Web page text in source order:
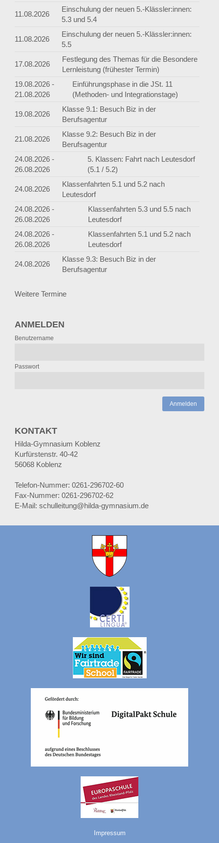
11.08.2026
Einschulung der neuen 5.-Klässler:innen:
5.3 und 5.4
11.08.2026
Einschulung der neuen 5.-Klässler:innen:
5.5
17.08.2026
Festlegung des Themas für die Besondere
Lernleistung (frühester Termin)
19.08.2026 -
21.08.2026
Einführungsphase in die JSt. 11
(Methoden- und Integrationstage)
19.08.2026
Klasse 9.1: Besuch Biz in der
Berufsagentur
21.08.2026
Klasse 9.2: Besuch Biz in der
Berufsagentur
24.08.2026 -
26.08.2026
5. Klassen: Fahrt nach Leutesdorf
(5.1 / 5.2)
24.08.2026
Klassenfahrten 5.1 und 5.2 nach
Leutesdorf
24.08.2026 -
26.08.2026
Klassenfahrten 5.3 und 5.5 nach
Leutesdorf
24.08.2026 -
26.08.2026
Klassenfahrten 5.1 und 5.2 nach
Leutesdorf
24.08.2026
Klasse 9.3: Besuch Biz in der
Berufsagentur
Weitere Termine
ANMELDEN
Benutzername
Passwort
Anmelden
KONTAKT
Hilda-Gymnasium Koblenz
Kurfürstenstr. 40-42
56068 Koblenz
Telefon-Nummer: 0261-296702-60
Fax-Nummer: 0261-296702-62
E-Mail: schulleitung@hilda-gymnasium.de
Impressum